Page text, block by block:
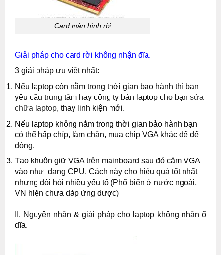
Card màn hình rời
Giải pháp cho card rời không nhận đĩa.
3 giải pháp ưu việt nhất:
Nếu laptop còn nằm trong thời gian bảo hành thì bạn
yêu cầu trung tâm hay công ty bán laptop cho bạn sửa
chữa laptop, thay linh kiện mới.
Nếu laptop không nằm trong thời gian bảo hành bạn
có thể hấp chíp, làm chân, mua chip VGA khác để để
đóng.
Tạo khuôn giữ VGA trên mainboard sau đó cắm VGA
vào như dạng CPU. Cách này cho hiệu quả tốt nhất
nhưng đòi hỏi nhiều yếu tố (Phổ biến ở nước ngoài,
VN hiện chưa đáp ứng được)
II. Nguyên nhân & giải pháp cho laptop không nhận ổ
đĩa.